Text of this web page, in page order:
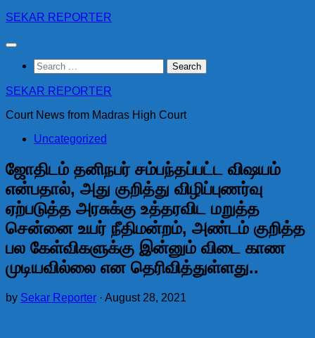
Skip
content
SEKAR REPORTER
Search
for:
SEKAR REPORTER
Court News from Madras High Court
Uncategorized
ஜோதிடம் தனிநபர் சம்பந்தப்பட்ட விஷயம்
என்பதால், அது குறித்து விழிப்புணர்வு
ஏற்படுத்த அரசுக்கு உத்தரவிட மறுத்த
சென்னை உயர் நீதிமன்றம், அண்டம் குறித்த
பல கேள்விகளுக்கு இன்னும் விடை காண
முடியவில்லை என தெரிவித்துள்ளது..
by Sekar Reporter · August 28, 2021